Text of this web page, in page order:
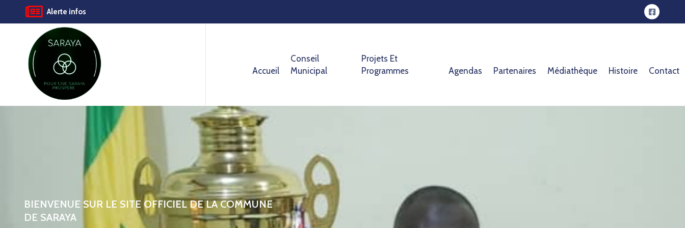
Alerte infos
Accueil
Conseil
Municipal
Projets Et
Programmes
Agendas Partenaires Médiathèque Histoire Contact
BIENVENUE SUR LE SITE OFFICIEL DE LA COMMUNE
DE SARAYA